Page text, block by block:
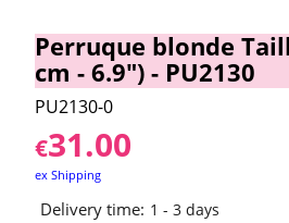
Perruque blonde
cm - 6.9") - PU2130
PU2130-0
€31.00
ex Shipping
Delivery time: 1 - 3 days